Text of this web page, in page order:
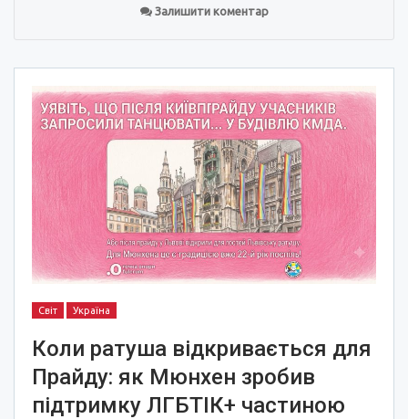
Залишити коментар
Світ Україна
Коли ратуша відкривається для
Прайду: як Мюнхен зробив
підтримку ЛГБТІК+ частиною